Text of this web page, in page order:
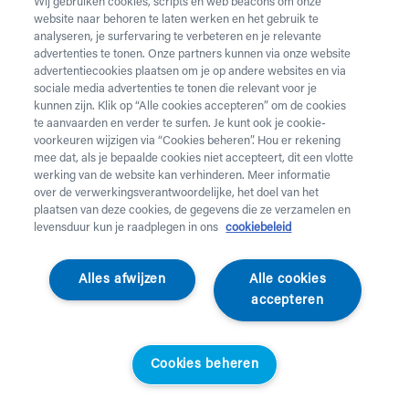
Vul onderstaand formulier in voor de huur van
zorgmateriaal.Dringende levering of levering in het
weekendnodig? Neem telefonisch contact op via 02 218
22 22.
Heb jekrukken nodig? Die kan je enkel aankopen. Wil je
huurmateriaal laten ophalen? Dat kan hier.
Opgelet!Je huurt voor minstens 1 maand en betaalt een
servicekost. Check de prijzenhier. Een gewone levering
duurt 2 werkdagen, een dringende levering krijg je de
feestdagen.
website naar behoren te laten werken en het gebruik te
analyseren, je surfervaring te verbeteren en je relevante
advertenties te tonen. Onze partners kunnen via onze website
advertentiecookies plaatsen om je op andere websites en via
sociale media advertenties te tonen die relevant voor je
kunnen zijn. Klik op “Alle cookies accepteren” om de cookies
te aanvaarden en verder te surfen. Je kunt ook je cookie-
voorkeuren wijzigen via “Cookies beheren”. Hou er rekening
mee dat, als je bepaalde cookies niet accepteert, dit een vlotte
werking van de website kan verhinderen. Meer informatie
over de verwerkingsverantwoordelijke, het doel van het
plaatsen van deze cookies, de gegevens die ze verzamelen en
levensduur kun je raadplegen in ons
cookiebeleid
Alle cookies
accepteren
Alles afwijzen
Cookies beheren